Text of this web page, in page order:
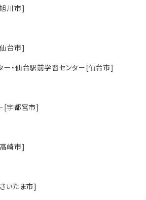
川市]
台市]
ー・仙台駅前学習センター[仙台市]
[宇都宮市]
崎市]
いたま市]